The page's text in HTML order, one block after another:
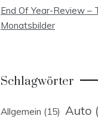
End Of Year-Review –
Monatsbilder
Schlagwörter
Allgemein (15) Auto